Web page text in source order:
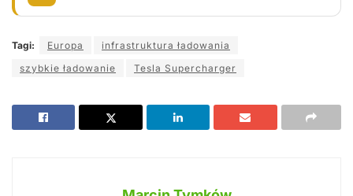
Tagi: Europa
infrastruktura ładowania
szybkie ładowanie
Tesla Supercharger